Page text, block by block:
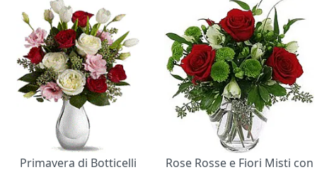
Primavera di Botticelli
Rose Rosse e Fiori Misti con